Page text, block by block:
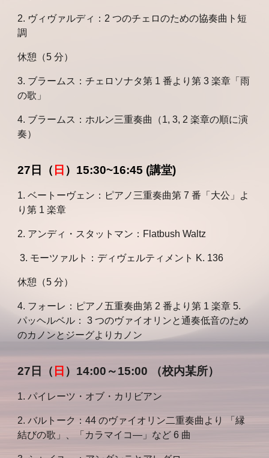
2. ヴィヴァルディ：2 つのチェロのための協奏曲ト短
調
休憩（5 分）
3. ブラームス：チェロソナタ第 1 番より第 3 楽章「雨
の歌」
4. ブラームス：ホルン三重奏曲（1, 3, 2 楽章の順に演
奏）
27日（ 日 ） 15:30~16:45 (講堂)
1. ベートーヴェン：ピアノ三重奏曲第 7 番「大公」よ
り第 1 楽章
2. アンディ・スタットマン：Flatbush Waltz
3. モーツァルト：ディヴェルティメント K. 136
休憩（5 分）
4. フォーレ：ピアノ五重奏曲第 2 番より第 1 楽章 5.
パッヘルベル： 3 つのヴァイオリンと通奏低音のため
のカノンとジーグよりカノン
27日（ 日 ）14:00～15:00 （校内某所）
1. パイレーツ・オブ・カリビアン
2. バルトーク：44 のヴァイオリン二重奏曲より 「縁
結びの歌」、「カラマイコ―」など 6 曲